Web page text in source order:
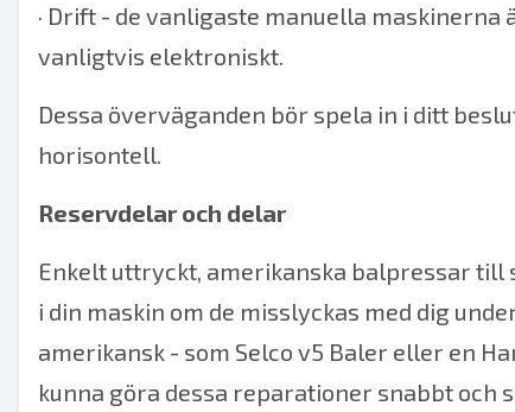
· Drift - de vanligaste manuella maskinerna
vanligtvis elektroniskt.
Dessa överväganden bör spela in i ditt
horisontell.
Reservdelar och delar
Enkelt uttryckt, amerikanska balpressar till
i din maskin om de misslyckas med dig
amerikansk - som Selco v5 Baler eller en
kunna göra dessa reparationer snabbt